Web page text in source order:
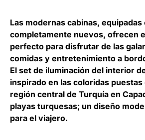
Las modernas cabinas,
completamente nuevos, ofrecen
perfecto para disfrutar de las
comidas y entretenimiento a
El set de iluminación del interior
inspirado en las coloridas puestas
región central de Turquía en
playas turquesas; un diseño
para el viajero.